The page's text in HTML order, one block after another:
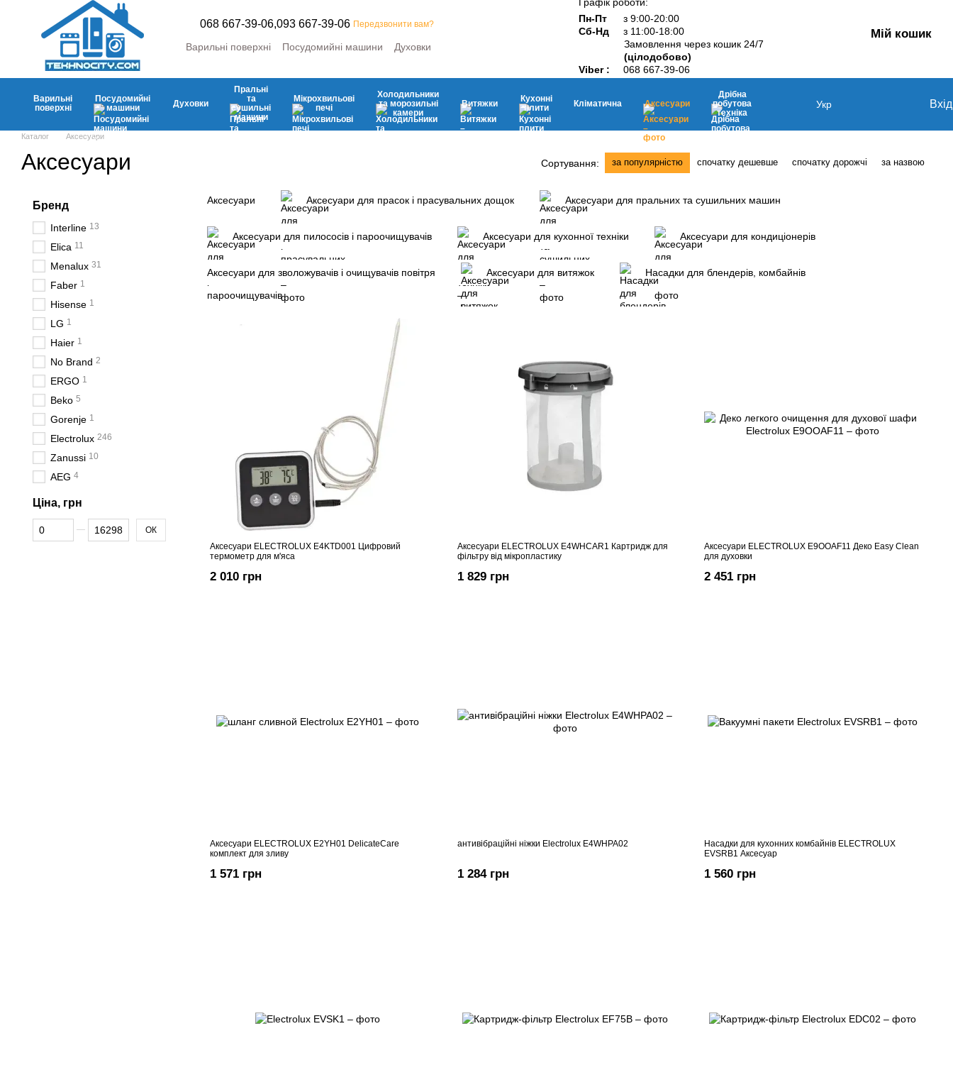
Перейти до основного контенту
068 667-39-06,093 667-39-06 Передзвонити вам?
Варильні поверхні Посудомийні машини
Духовки
Холодильники та морозильні камери
Витяжки
Кухонні плити
Кліматична
Аксесуари Дрібна побутова техніка
Пн-Пт
з 9:00-20:00
Сб-Нд
з 11:00-18:00
Замовлення через кошик 24/7
(цілодобово)
Viber :
068 667-39-06
Мій кошик
Варильні
поверхні
Посудомийні
машини
Духовки
Пральні
та
сушильні
машини
Мікрохвильові
печі
Холодильники
та морозильні
камери
Витяжки
Кухонні
плити
Кліматична Аксесуари
Дрібна
побутова
техніка
Укр Вхід
Каталог Аксесуари
Аксесуари Сортування: за популярністю спочатку дешевше спочатку дорожчі за назвою
Аксесуари Аксесуари для прасок і прасувальних дощок Аксесуари для пральних та сушильних машин
Аксесуари для пилососів і пароочищувачів Аксесуари для кухонної техніки Аксесуари для кондиціонерів
Аксесуари для зволожувачів і очищувачів повітря Аксесуари для витяжок Насадки для блендерів, комбайнів
Аксесуари ELECTROLUX E4KTD001 Цифровий
термометр для м'яса
2 010 грн
Аксесуари ELECTROLUX E4WHCAR1 Картридж для
фільтру від мікропластику
1 829 грн
Аксесуари ELECTROLUX E9OOAF11 Деко Easy Clean
для духовки
2 451 грн
Аксесуари ELECTROLUX E2YH01 DelicateCare
комплект для зливу
1 571 грн
антивібраційні ніжки Electrolux E4WHPA02
1 284 грн
Насадки для кухонних комбайнів ELECTROLUX
EVSRB1 Аксесуар
1 560 грн
Бренд
Interline 13
Elica 11
Menalux 31
Faber 1
Hisense 1
LG 1
Haier 1
No Brand 2
ERGO 1
Beko 5
Gorenje 1
Electrolux 246
Zanussi 10
AEG 4
Ціна, грн
Від Ціна, грн
До Ціна, грн ОК